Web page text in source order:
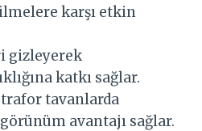
karşı etkin
gizleyerek
katkı sağlar.
tavanlarda
avantajı sağlar.